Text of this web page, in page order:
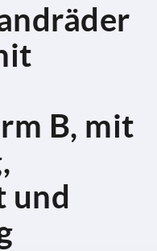
B, mit
und